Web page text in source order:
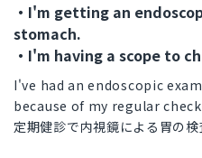
・I'm getting an
stomach.
・I'm having a scope to
I've had an endoscopic
because of my regular
定期健診で内視鏡による胃の検